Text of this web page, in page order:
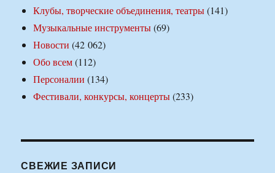
Клубы, творческие объединения, театры(141)
Музыкальные инструменты(69)
Новости (42 062)
Обо всем(112)
Персоналии (134)
Фестивали, конкурсы, концерты(233)
СВЕЖИЕ ЗАПИСИ